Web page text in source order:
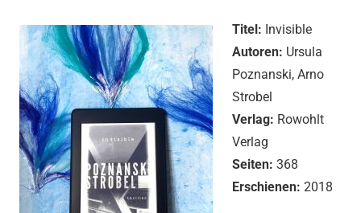
Titel: Invisible
Autoren: Ursula
Poznanski, Arno
Strobel
Verlag: Rowohlt
Verlag
Seiten: 368
Erschienen: 2018